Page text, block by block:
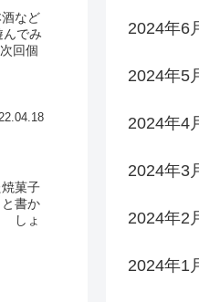
など
でみ
回個
菓子
書か
しょ
2024年6
2024年5
2024年4
2024年3
2024年2
2024年1